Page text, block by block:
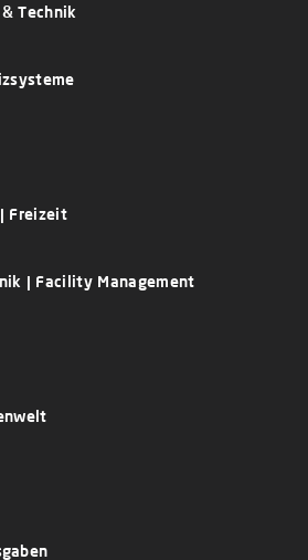
Technik
Freizeit
| Facility Management